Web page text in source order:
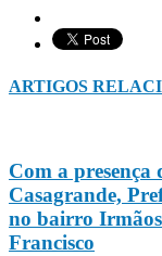
ARTIGOS
Com a
Casagrande,
no bairro
Francisco